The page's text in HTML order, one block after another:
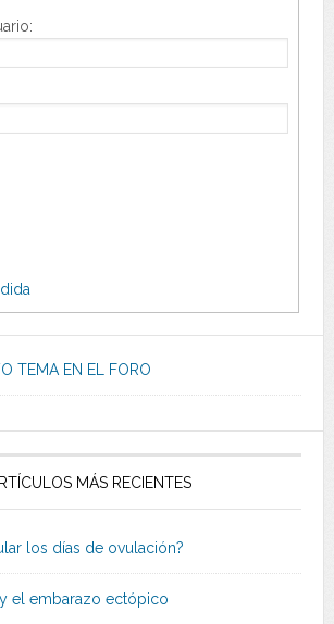
TEMA EN EL FORO
MÁS RECIENTES
los días de ovulación?
el embarazo ectópico